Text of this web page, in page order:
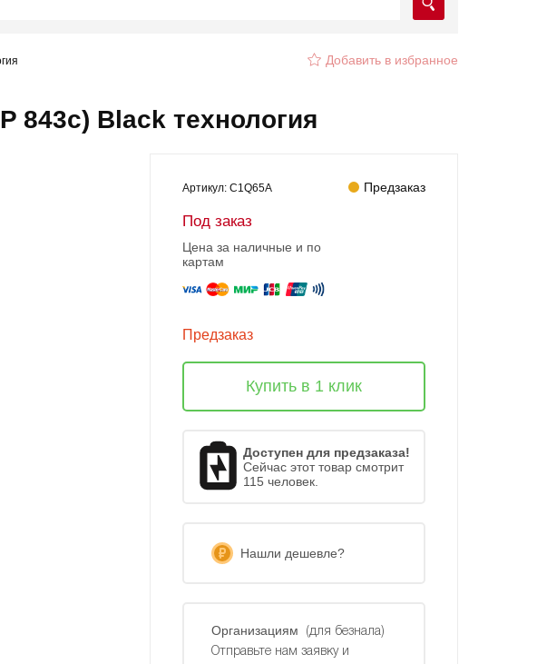
Добавить в избранное
843c) Black технология
Артикул: C1Q65A Предзаказ
Под заказ
Цена за наличные и по
картам
Предзаказ
Купить в 1 клик
Доступен для предзаказа!
Сейчас этот товар смотрит
115 человек.
Нашли дешевле?
Организациям
(для безнала)
Отправьте нам заявку и